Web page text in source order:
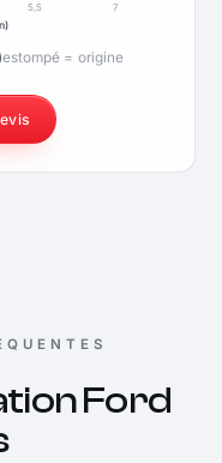
5,5
7
estompé = origine
Ford